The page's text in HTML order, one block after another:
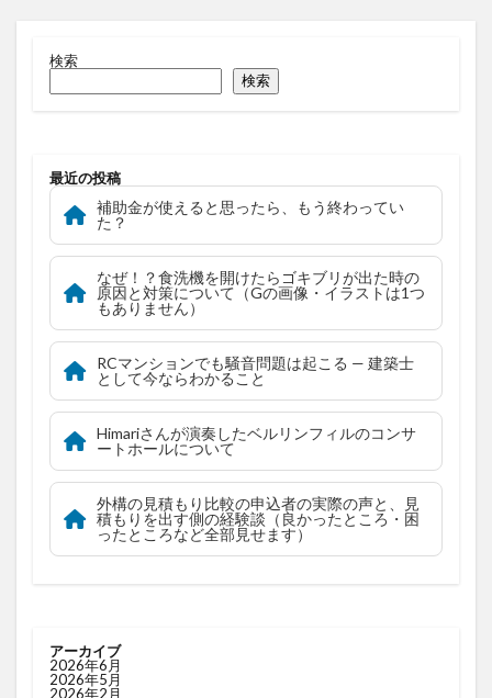
検索
検索
最近の投稿
補助金が使えると思ったら、もう終わってい
た？
なぜ！？食洗機を開けたらゴキブリが出た時の
原因と対策について（Gの画像・イラストは1つ
もありません）
RCマンションでも騒音問題は起こる — 建築士
として今ならわかること
Himariさんが演奏したベルリンフィルのコンサ
ートホールについて
外構の見積もり比較の申込者の実際の声と、見
積もりを出す側の経験談（良かったところ・困
ったところなど全部見せます）
アーカイブ
2026年6月
2026年5月
2026年2月